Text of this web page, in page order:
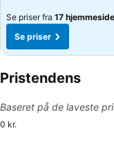
Se priser fra 17
Se priser
Pristendens
Baseret på de laveste
0 kr.